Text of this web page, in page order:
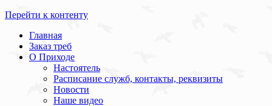
Перейти к контенту
Главная
Заказ треб
О Приходе
Настоятель
Расписание служб, контакты, реквизиты
Новости
Наше видео